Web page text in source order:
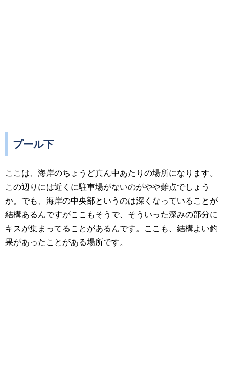
プール下
ここは、海岸のちょうど真ん中あたりの場所になります。
この辺りには近くに駐車場がないのがやや難点でしょう
か。でも、海岸の中央部というのは深くなっていることが
結構あるんですがここもそうで、そういった深みの部分に
キスが集まってることがあるんです。ここも、結構よい釣
果があったことがある場所です。